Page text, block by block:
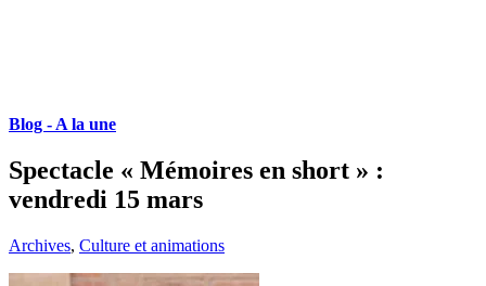
Blog - A la une
Spectacle « Mémoires en short » :
vendredi 15 mars
Archives, Culture et animations